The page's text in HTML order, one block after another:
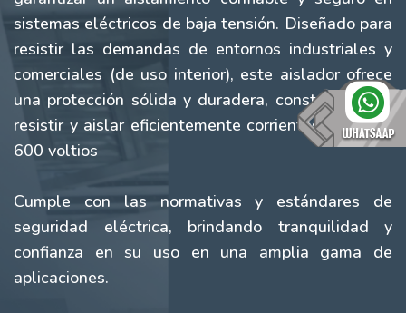
sistemas eléctricos de baja tensión. Diseñado para
resistir las demandas de entornos industriales y
comerciales (de uso interior), este aislador ofrece
una protección sólida y duradera, construido para
resistir y aislar eficientemente corrientes de hasta
600 voltios
Cumple con las normativas y estándares de
seguridad eléctrica, brindando tranquilidad y
confianza en su uso en una amplia gama de
aplicaciones.